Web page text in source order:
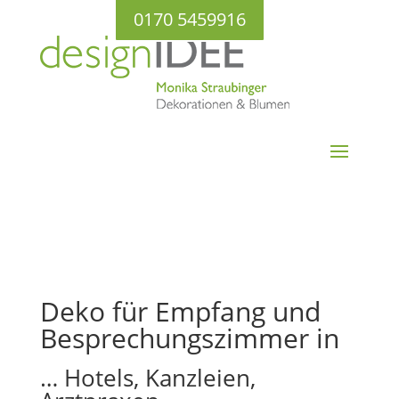
0170 5459916
Deko für Empfang und
Besprechungszimmer in
… Hotels, Kanzleien,